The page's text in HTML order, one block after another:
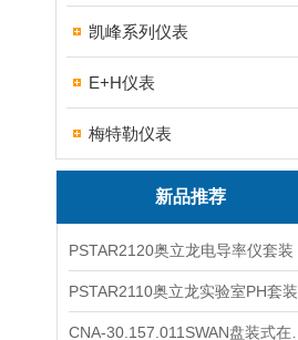
凯峰系列仪表
E+H仪表
梅特勒仪表
新品推荐
PSTAR2120奥立龙电导率仪套装
PSTAR2110奥立龙实验室PH套装